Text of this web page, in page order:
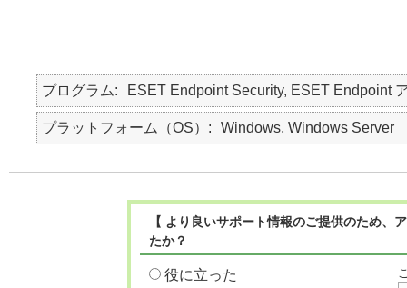
プログラム ESET Endpoint Security, ESET Endpoint
プラットフォーム（OS） Windows, Windows Server
【 より良いサポート情報のご提供のため
たか？
役に立った